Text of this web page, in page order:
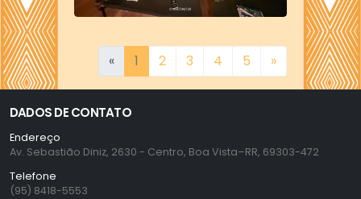
« 1 2 3 4 5 »
DADOS DE CONTATO
Endereço
Av. Sebastião Diniz, 2630 - Centro, Boa Vista–RR, 69303-472
Telefone
(95) 8418-5553